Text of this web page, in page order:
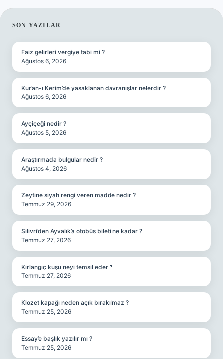
SIDEBAR
SON YAZILAR
Faiz gelirleri vergiye tabi mi ?
Ağustos 6, 2026
Kur’an-ı Kerim’de yasaklanan davranışlar nelerdir ?
Ağustos 6, 2026
Ayçiçeği nedir ?
Ağustos 5, 2026
Araştırmada bulgular nedir ?
Ağustos 4, 2026
Zeytine siyah rengi veren madde nedir ?
Temmuz 29, 2026
Silivri’den Ayvalık’a otobüs bileti ne kadar ?
Temmuz 27, 2026
Kırlangıç kuşu neyi temsil eder ?
Temmuz 27, 2026
Klozet kapağı neden açık bırakılmaz ?
Temmuz 25, 2026
Essay’e başlık yazılır mı ?
Temmuz 25, 2026